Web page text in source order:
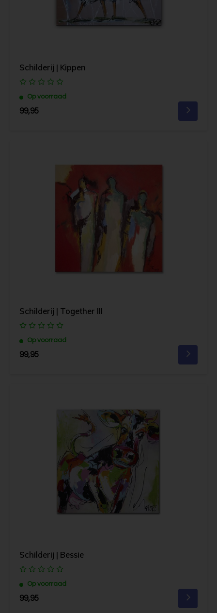
Schilderij | Kippen
Op voorraad
99,95
Schilderij | Together III
Op voorraad
99,95
Schilderij | Bessie
Op voorraad
99,95